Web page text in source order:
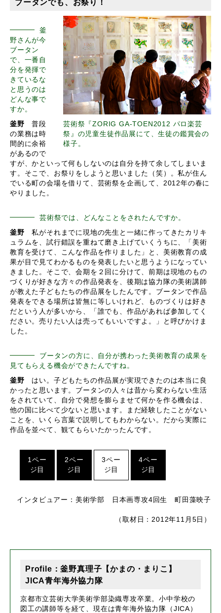
ブータンでも、お祭り！
芸術祭『ZORIG GA-TOEN2012 パロ楽芸
祭』の児童生徒作品展にて、生徒の鑑賞会の
様子。
釜
野さんが今
ブータン
で、一番自
分を発揮で
きているな
と思うのは
どんな事で
すか。
釜野 普段
の業務は時
間的に余裕
があるので
すが、かといって何もしないのは自分を持て余してしまいま
す。そこで、お祭りをしようと思いました（笑）。私が住ん
でいる町の会場を借りて、芸術祭を企画して、2012年の春に
やりました。
芸術祭では、どんなことをされたんですか。
釜野 私がそれまでに現地の先生と一緒に作ってきたカリキ
ュラムを、試行錯誤を重ねて磨き上げていくうちに、「美術
教育を受けて、こんな作品を作りました」と、美術教育の成
果が目で見てわかるものを発表したいと思うようになってい
きました。そこで、会期を２回に分けて、前期は現地のもの
づくりが好きな方々の作品発表を、後期は協力隊の美術講師
が教えた子どもたちの作品展をしたんです。ブータンで作品
発表をできる場所は皆無に等しいけれど、ものづくりは好き
だという人が多いから、「誰でも、作品があれば参加してく
ださい。売りたい人は売ってもいいですよ。」と呼びかけま
した。
ブータンの方に、自分が携わった美術教育の成果を
見てもらえる機会ができたんですね。
釜野 はい。子どもたちの作品展が実現できたのは本当に良
かったと思います。ブータンの人々は昔から変わらない生活
をされていて、自分で発想を膨らませて何かを作る機会は、
他の国に比べて少ないと思います。まだ経験したことがない
ことを、いくら言葉で説明してもわからない。だから実際に
作品を並べて、観てもらいたかったんです。
1ペー
ジ目
2ペー
ジ目
3ペー
ジ目
4ペー
ジ目
インタビュアー：美術学部 日本画専攻4回生 町田藻映子
（取材日：2012年11月5日）
Profile：釜野真理子【かまの・まりこ】
JICA青年海外協力隊
京都市立芸術大学美術学部染織専攻卒業。小中学校の
図工の講師等を経て、現在は青年海外協力隊（JICA）